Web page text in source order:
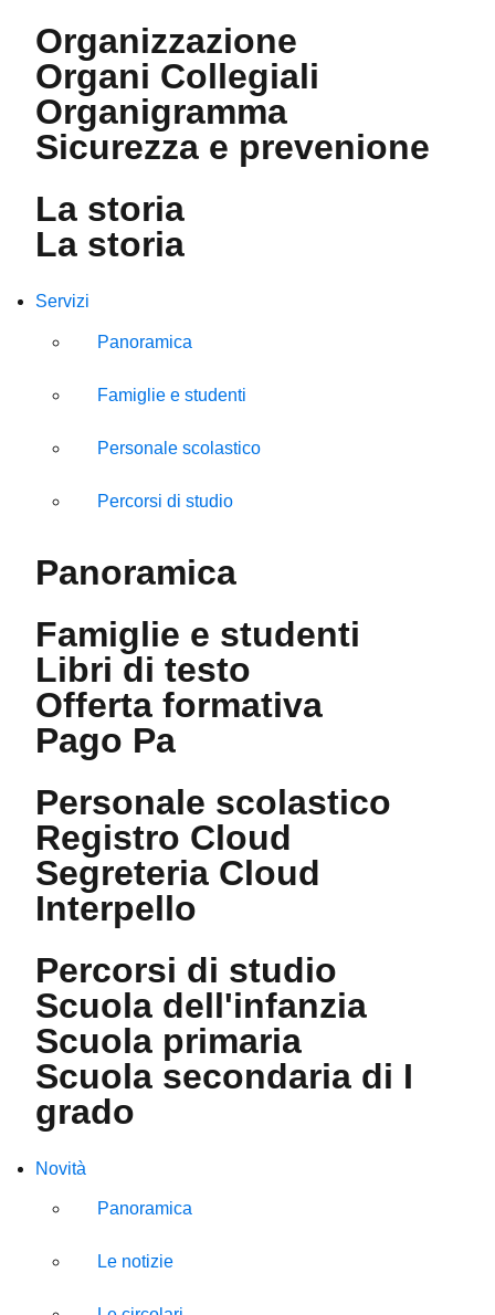
Organizzazione
Organi Collegiali
Organigramma
Sicurezza e prevenione
La storia
La storia
Servizi
Panoramica
Famiglie e studenti
Personale scolastico
Percorsi di studio
Panoramica
Famiglie e studenti
Libri di testo
Offerta formativa
Pago Pa
Personale scolastico
Registro Cloud
Segreteria Cloud
Interpello
Percorsi di studio
Scuola dell'infanzia
Scuola primaria
Scuola secondaria di I
grado
Novità
Panoramica
Le notizie